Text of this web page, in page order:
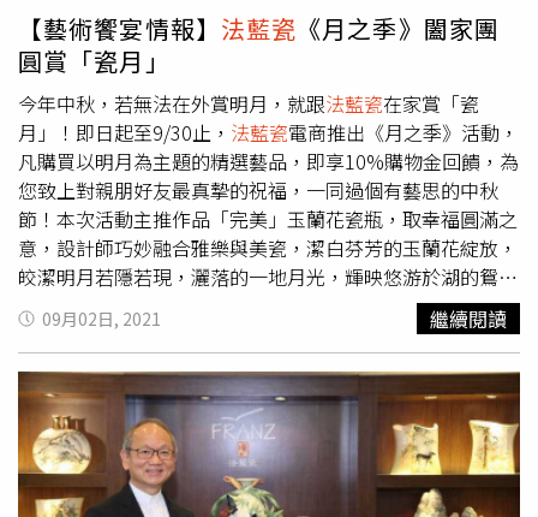
件，陳立恆以精練文字，引領讀者從不同觀點，看到台灣在
全球競合情境下的借鏡意義。或透過對產業趨勢的觀察，從
人文思維出發，跨越當代科技與藝術文化的邊際，勾勒出創
新產業的未來面貌。法藍瓷創辦人陳立恆以人文、科學、藝
術素養，與數十年來的全球貿易經驗，交織成60篇極具觀點
啟發性的文章。陳立恆期待藉由此書，讓更多人願意以跨越
島嶼格局的思考，實踐「為善與眾行之，為巧與眾能之」的
世界公民氣度，迎接一個以人為本、利益共好的未來。事實
上，陳立恆不僅書寫「跨越」，更是力行「跨越」。從音樂
人、投入禮品事業，到創立「法藍瓷 」品牌，陳立恆將人
文、藝術、科技等元素結合，更以3D列印技術帶給世界全
新的瓷藝視野，開啟21世紀的新瓷器時代，一路走來的經
驗，讓新書內容更具可看性。
【藝術饗宴情報】 法藍瓷 《月之季》闔家團
圓賞「瓷月」
今年中秋，若無法在外賞明月，就跟法藍瓷在家賞「瓷
月」！即日起至9/30止， 法藍瓷電商推出《月之季》活動，
凡購買以明月為主題的精選藝品，即享10%購物金回饋，為
您致上對親朋好友最真摯的祝福，一同過個有藝思的中秋
節！本次活動主推作品「完美」玉蘭花瓷瓶，取幸福圓滿之
意，設計師巧妙融合雅樂與美瓷，潔白芬芳的玉蘭花綻放，
皎潔明月若隱若現，灑落的一地月光，輝映悠游於湖的鴛鴦
成雙，構成一幅動人美景；「長相思」芙蓉瓷瓶則以雀鳥與
芙蓉為題，花鳥互動如中秋相聚相首的我們，以思念相牽，
《月之季》推薦作品完美 玉蘭花瓷瓶 玉蘭芬芳，今夕中秋
共伴月琴悠悠，晚風蟬鳴相隨人間天上，願作鴛鴦不羨仙長
相思 芙蓉瓷瓶 天涯無垠，明月高照芙蓉盛放，草雀吟唱良
辰美景，思念伴圓月，天涯共此時花好月圓 荷花瓷瓶 以
宋詞《行香子》為靈感描繪高雅的荷花盛開於月圓之時願花
09月02日, 2021 繼續閱讀